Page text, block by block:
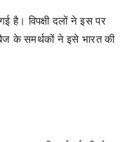
है। विपक्षी दलों ने इस पर
के समर्थकों ने इसे भारत की